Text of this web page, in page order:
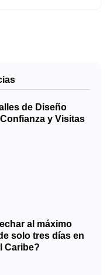
de Diseño
y Visitas
al máximo
solo tres días en
Caribe?